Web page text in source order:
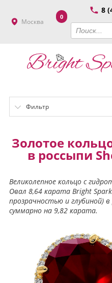
Москва
8
0
Фильтр
Золотое
в россыпи
Великолепное кольцо с
Овал 8,64 карата Bright
прозрачностью и глубиной)
суммарно на 9,82 карата.